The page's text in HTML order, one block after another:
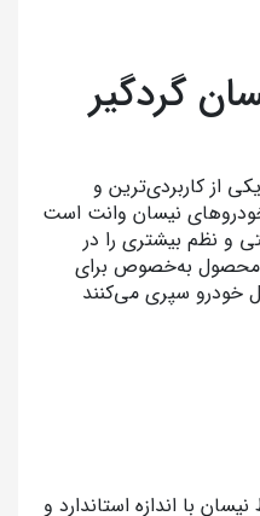
گردگیر
از کاربردی‌ترین و
نیسان وانت است
و نظم بیشتری را در
محصول به‌خصوص برای
خودرو سپری می‌کنند
با اندازه استاندارد و